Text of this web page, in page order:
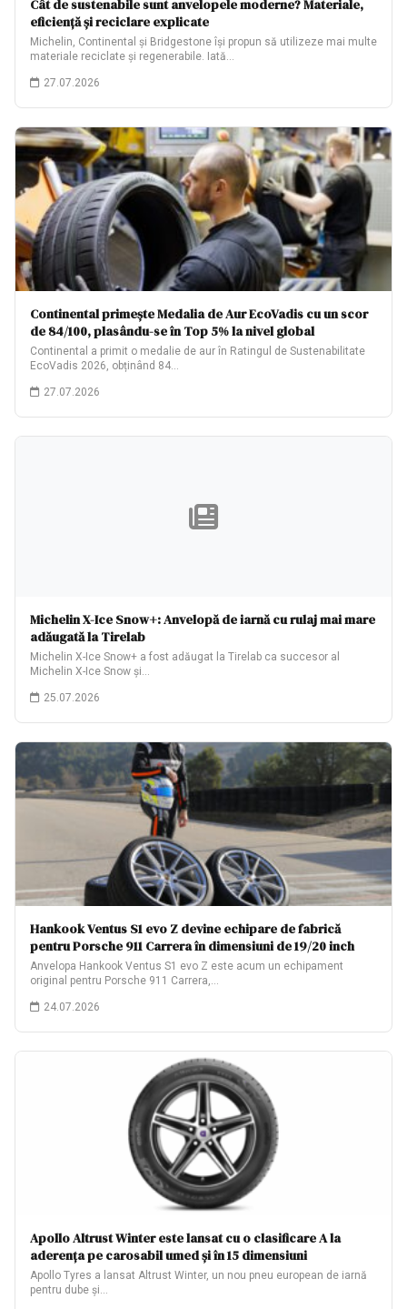
Cât de sustenabile sunt anvelopele moderne? Materiale,
eficiență și reciclare explicate
Michelin, Continental și Bridgestone își propun să utilizeze mai multe
materiale reciclate și regenerabile. Iată…
27.07.2026
Continental primește Medalia de Aur EcoVadis cu un scor
de 84/100, plasându-se în Top 5% la nivel global
Continental a primit o medalie de aur în Ratingul de Sustenabilitate
EcoVadis 2026, obținând 84…
27.07.2026
Michelin X-Ice Snow+: Anvelopă de iarnă cu rulaj mai mare
adăugată la Tirelab
Michelin X-Ice Snow+ a fost adăugat la Tirelab ca succesor al
Michelin X-Ice Snow și…
25.07.2026
Hankook Ventus S1 evo Z devine echipare de fabrică
pentru Porsche 911 Carrera în dimensiuni de 19/20 inch
Anvelopa Hankook Ventus S1 evo Z este acum un echipament
original pentru Porsche 911 Carrera,…
24.07.2026
Apollo Altrust Winter este lansat cu o clasificare A la
aderența pe carosabil umed și în 15 dimensiuni
Apollo Tyres a lansat Altrust Winter, un nou pneu european de iarnă
pentru dube și…